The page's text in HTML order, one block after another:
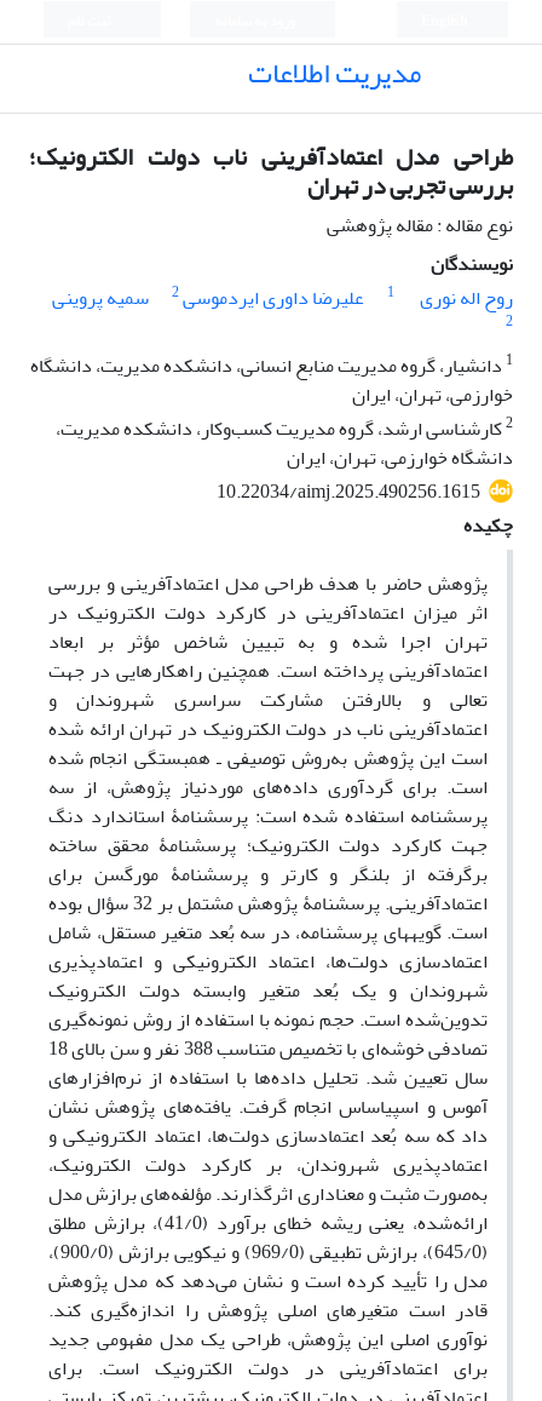
مدیریت اطلاعات
طراحی مدل اعتمادآفرینی ناب دولت الکترونیک؛
بررسی تجربی در تهران
نوع مقاله : مقاله پژوهشی
نویسندگان
روح اله نوری
1 علیرضا داوری ایردموسی2 سمیه پروینی
2
1 دانشیار، گروه مدیریت منابع انسانی، دانشکده مدیریت، دانشگاه
خوارزمی، تهران، ایران
2کارشناسی ارشد، گروه مدیریت کسب‌وکار، دانشکده مدیریت،
دانشگاه خوارزمی، تهران، ایران
10.22034/aimj.2025.490256.1615
چکیده
پژوهش حاضر با هدف طراحی مدل اعتمادآفرینی و بررسی
اثر میزان اعتمادآفرینی در کارکرد دولت الکترونیک در
تهران اجرا شده و به تبیین شاخص مؤثر بر ابعاد
اعتمادآفرینی پرداخته است. همچنین راه‏کارهایی در جهت
تعالی و بالارفتن مشارکت سراسری شهروندان و
اعتمادآفرینی ناب در دولت الکترونیک در تهران ارائه‌ شده
است این پژوهش به‌روش توصیفی ـ هم‏بستگی انجام شده
است. برای گردآوری داده‌های موردنیاز پژوهش، از سه
پرسش‏نامه استفاده شده است: پرسش‏نامۀ استاندارد دنگ
جهت کارکرد دولت الکترونیک؛ پرسش‏نامۀ محقق ساخته
برگرفته از بلنگر و کارتر و پرسش‏نامۀ مورگسن برای
اعتمادآفرینی. پرسش‏نامۀ پژوهش مشتمل بر 32 سؤال بوده
است. گویه‏های پرسش‏نامه، در سه بُعد متغیر مستقل، شامل
اعتمادسازی دولت‌ها، اعتماد الکترونیکی و اعتمادپذیری
شهروندان و یک بُعد متغیر وابسته دولت الکترونیک
تدوین‌شده است. حجم نمونه با استفاده از روش نمونه‌گیری
تصادفی خوشه‌ای با تخصیص متناسب 388 نفر و سن بالای 18
سال تعیین شد. تحلیل داده‌ها با استفاده از نرم‌افزارهای
آموس و اس‏پی‏اس‏اس انجام گرفت. یافته‌های پژوهش نشان
داد که سه بُعد اعتمادسازی دولت‌ها، اعتماد الکترونیکی و
اعتمادپذیری شهروندان، بر کارکرد دولت الکترونیک،
به‌صورت مثبت و معناداری اثرگذارند. مؤلفه‌های برازش مدل
ارائه‌شده، یعنی ریشه خطای برآورد (41/0)، برازش مطلق
(645/0)، برازش تطبیقی (969/0) و نیکویی برازش (900/0)،
مدل را تأیید کرده است و نشان می‌دهد که مدل پژوهش
قادر است متغیرهای اصلی پژوهش را اندازه‌گیری کند.
نوآوری اصلی این پژوهش، طراحی یک مدل مفهومی جدید
برای اعتمادآفرینی در دولت الکترونیک است. برای